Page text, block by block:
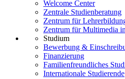
Welcome Center
Zentrale Studienberatung
Zentrum für
Zentrum für Multimedia
Studium
Bewerbung &
Finanzierung
Familienfreundliches
Internationale Studierende